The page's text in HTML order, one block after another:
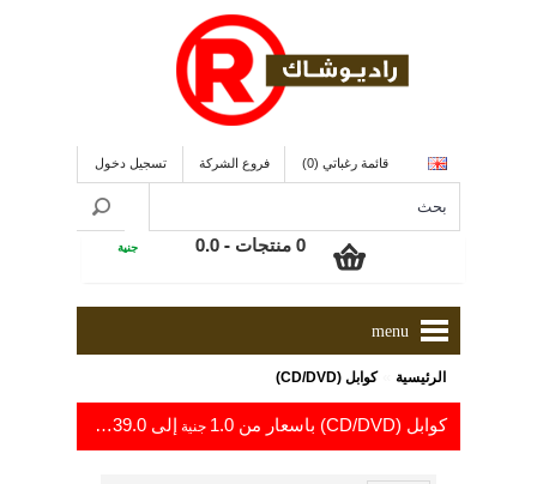
قائمة رغباتي (0) فروع الشركة تسجيل دخول
0 منتجات - 0.0 جنية
menu
الرئيسية »كوابل (CD/DVD)
كوابل (CD/DVD) باسعار من 1.0 جنية إلى 239.0 جنية